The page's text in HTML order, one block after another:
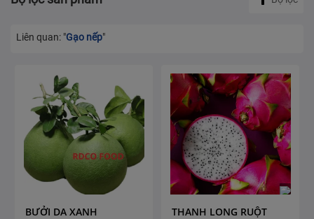
Liên quan: "Gạo nếp"
BƯỞI DA XANH
THANH LONG RUỘT